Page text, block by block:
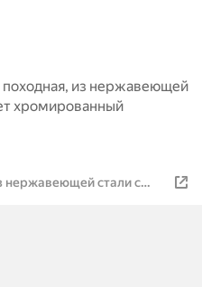
из нержавеющей
хромированный
нержавеющей стали с